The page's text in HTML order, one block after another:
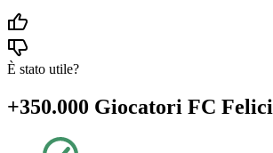
È stato utile?
+350.000 Giocatori FC Felici